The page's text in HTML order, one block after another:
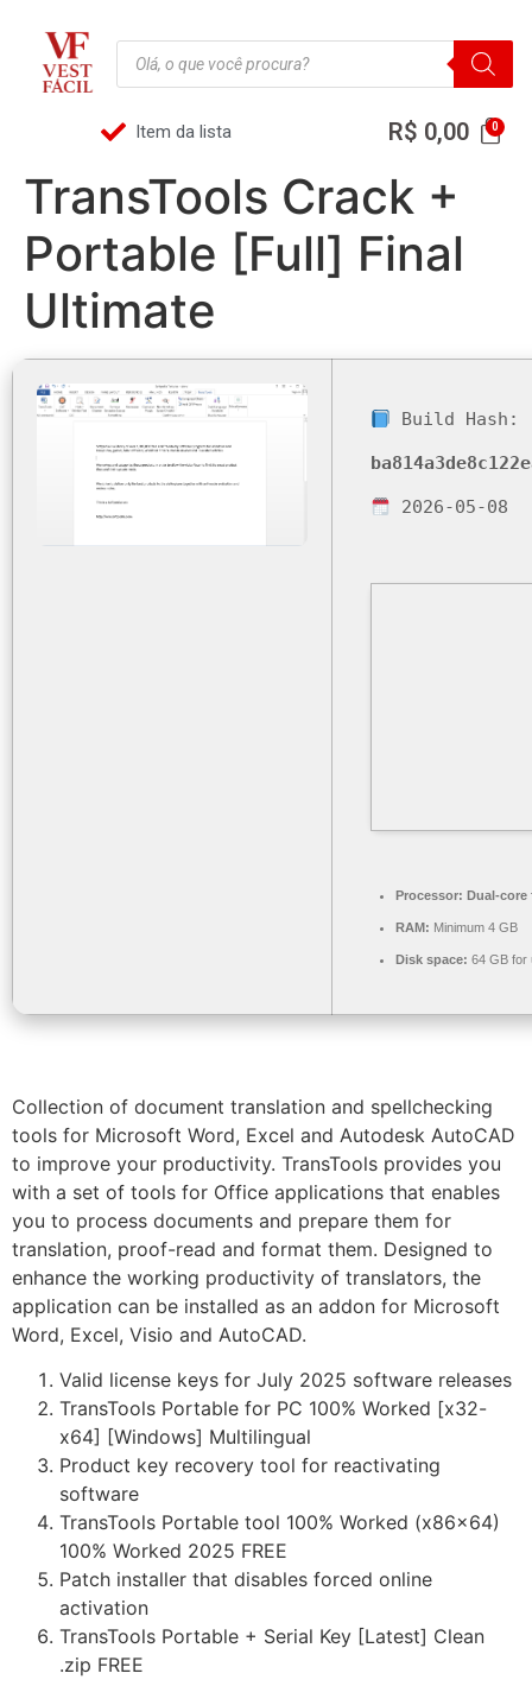
Item da lista R$ 0,00
TransTools Crack +
Portable [Full] Final
Ultimate
Build Hash:
2026-05-08
Processor: Dual-core
RAM: Minimum 4 GB
Disk space: 64 GB for
Collection of document translation and spellchecking
tools for Microsoft Word, Excel and Autodesk AutoCAD
to improve your productivity. TransTools provides you
with a set of tools for Office applications that enables
you to process documents and prepare them for
translation, proof-read and format them. Designed to
enhance the working productivity of translators, the
application can be installed as an addon for Microsoft
Word, Excel, Visio and AutoCAD.
Valid license keys for July 2025 software releases
TransTools Portable for PC 100% Worked [x32-
x64] [Windows] Multilingual
Product key recovery tool for reactivating
software
TransTools Portable tool 100% Worked (x86x64)
100% Worked 2025 FREE
Patch installer that disables forced online
activation
TransTools Portable + Serial Key [Latest] Clean
.zip FREE